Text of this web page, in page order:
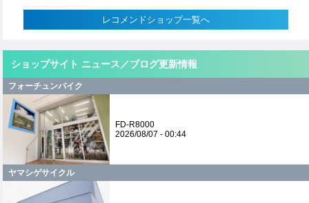
レコメンドショップ一覧へ
ショップサイト ニュース／ブログ更新情報
フォーチュンバイク
FD-R8000
2026/08/07 - 00:44
ヤマシゲサイクル